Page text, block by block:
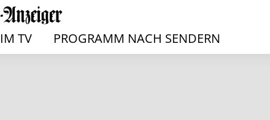
TV PROGRAMM NACH SENDERN